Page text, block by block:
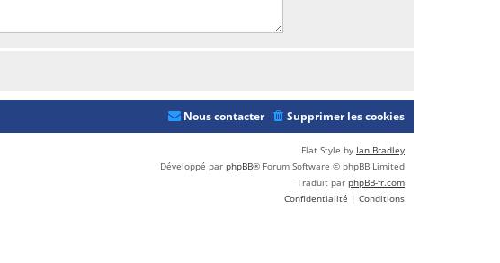
Supprimer les cookies
Nous contacter
Flat Style by Ian Bradley
Développé par phpBB® Forum Software © phpBB Limited
Traduit par phpBB-fr.com
Confidentialité | Conditions